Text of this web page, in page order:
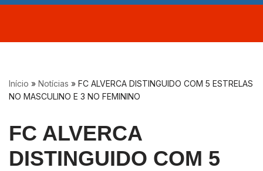
Início » Notícias » FC ALVERCA DISTINGUIDO COM 5 ESTRELAS
NO MASCULINO E 3 NO FEMININO
FC ALVERCA
DISTINGUIDO COM 5